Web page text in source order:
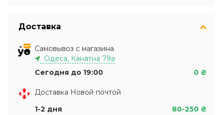
Доставка
Самовывоз с магазина
Одеса, Канатна 79а
Сегодня до 19:00
0 ₴
Доставка Новой почтой
1-2 дня
80-250 ₴